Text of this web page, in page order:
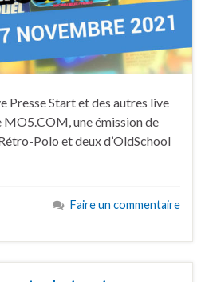
Presse Start et des autres live
MO5.COM, une émission de
Polo et deux d’OldSchool
Faire un commentaire